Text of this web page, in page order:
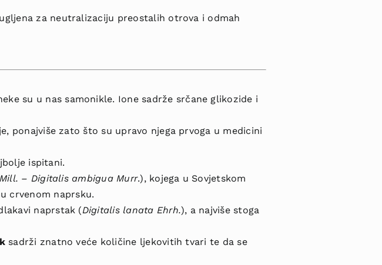
za neutralizaciju preostalih otrova i odmah
su u nas samonikle. Ione sadrže srčane glikozide i
ponajviše zato što su upravo njega prvoga u medicini
ispitani.
– Digitalis ambigua Murr.), kojega u Sovjetskom
crvenom naprsku.
naprstak (Digi­talis lanata Ehrh.), a najviše stoga
sadrži znatno veće količine ljekovitih tvari te da se